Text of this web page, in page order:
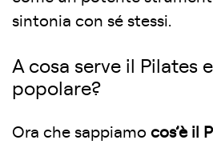
sintonia con sé stessi.
A cosa serve il Pilates
popolare?
Ora che sappiamo cos’è il